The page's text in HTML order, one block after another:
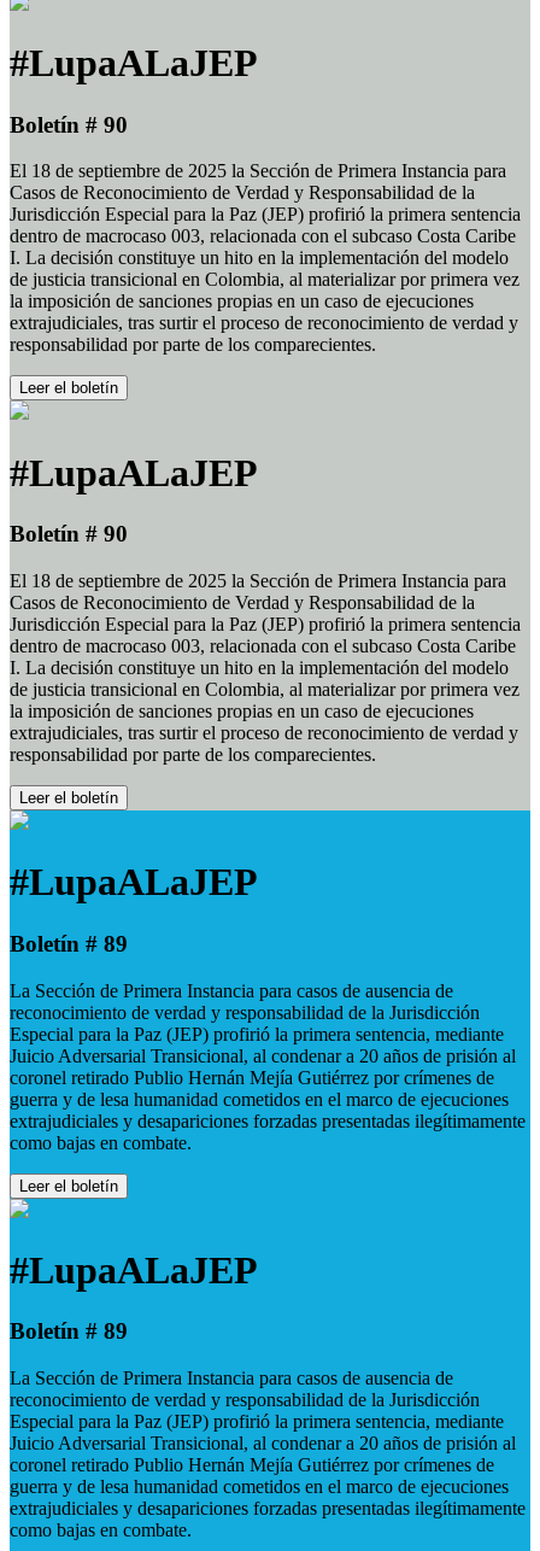
#LupaALaJEP
Boletín # 90
El 18 de septiembre de 2025 la Sección de Primera Instancia para
Casos de Reconocimiento de Verdad y Responsabilidad de la
Jurisdicción Especial para la Paz (JEP) profirió la primera sentencia
dentro de macrocaso 003, relacionada con el subcaso Costa Caribe
I. La decisión constituye un hito en la implementación del modelo
de justicia transicional en Colombia, al materializar por primera vez
la imposición de sanciones propias en un caso de ejecuciones
extrajudiciales, tras surtir el proceso de reconocimiento de verdad y
responsabilidad por parte de los comparecientes.
Leer el boletín
#LupaALaJEP
Boletín # 90
El 18 de septiembre de 2025 la Sección de Primera Instancia para
Casos de Reconocimiento de Verdad y Responsabilidad de la
Jurisdicción Especial para la Paz (JEP) profirió la primera sentencia
dentro de macrocaso 003, relacionada con el subcaso Costa Caribe
I. La decisión constituye un hito en la implementación del modelo
de justicia transicional en Colombia, al materializar por primera vez
la imposición de sanciones propias en un caso de ejecuciones
extrajudiciales, tras surtir el proceso de reconocimiento de verdad y
responsabilidad por parte de los comparecientes.
Leer el boletín
#LupaALaJEP
Boletín # 89
La Sección de Primera Instancia para casos de ausencia de
reconocimiento de verdad y responsabilidad de la Jurisdicción
Especial para la Paz (JEP) profirió la primera sentencia, mediante
Juicio Adversarial Transicional, al condenar a 20 años de prisión al
coronel retirado Publio Hernán Mejía Gutiérrez por crímenes de
guerra y de lesa humanidad cometidos en el marco de ejecuciones
extrajudiciales y desapariciones forzadas presentadas ilegítimamente
como bajas en combate.
Leer el boletín
#LupaALaJEP
Boletín # 89
La Sección de Primera Instancia para casos de ausencia de
reconocimiento de verdad y responsabilidad de la Jurisdicción
Especial para la Paz (JEP) profirió la primera sentencia, mediante
Juicio Adversarial Transicional, al condenar a 20 años de prisión al
coronel retirado Publio Hernán Mejía Gutiérrez por crímenes de
guerra y de lesa humanidad cometidos en el marco de ejecuciones
extrajudiciales y desapariciones forzadas presentadas ilegítimamente
como bajas en combate.